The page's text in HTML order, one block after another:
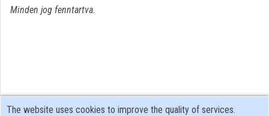
Minden jog fenntartva.
The website uses cookies to improve the quality of services.